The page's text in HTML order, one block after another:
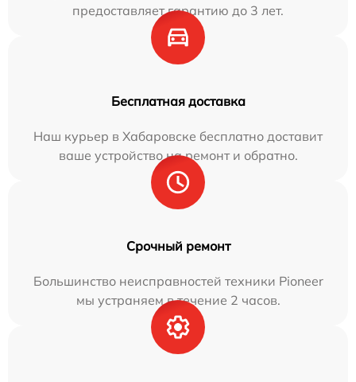
предоставляет гарантию до 3 лет.
Бесплатная доставка
Наш курьер в Хабаровске бесплатно доставит
ваше устройство на ремонт и обратно.
Срочный ремонт
Большинство неисправностей техники Pioneer
мы устраняем в течение 2 часов.